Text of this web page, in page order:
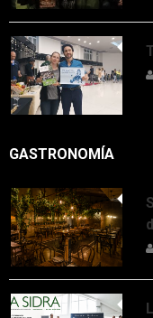
GASTRONOMÍA